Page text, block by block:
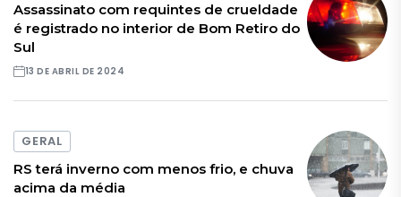
Assassinato com requintes de crueldade
é registrado no interior de Bom Retiro do
Sul
13 DE ABRIL DE 2024
GERAL
RS terá inverno com menos frio, e chuva
acima da média